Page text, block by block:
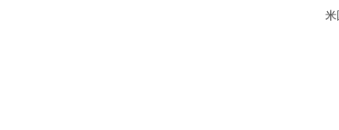
米